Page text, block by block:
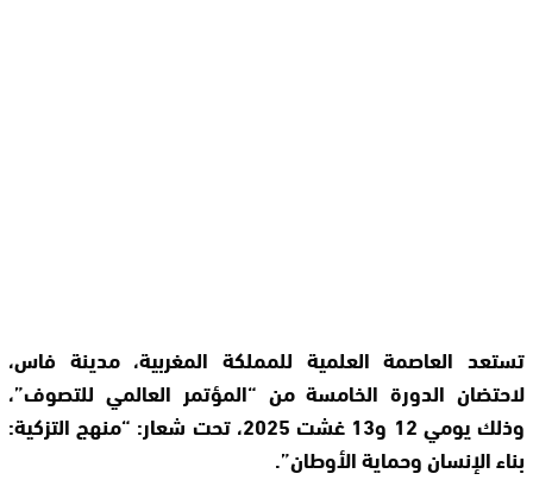
تستعد العاصمة العلمية للمملكة المغربية، مدينة فاس،
لاحتضان الدورة الخامسة من “المؤتمر العالمي للتصوف”،
وذلك يومي 12 و13 غشت 2025، تحت شعار: “منهج التزكية:
بناء الإنسان وحماية الأوطان”.